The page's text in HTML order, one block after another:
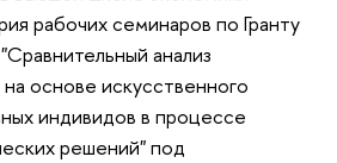
рабочих семинаров по Гранту
анализ
основе искусственного
индивидов в процессе
решений" под